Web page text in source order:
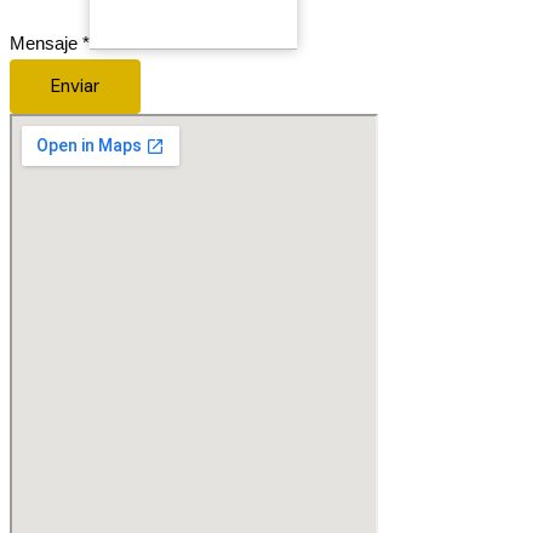
Mensaje *
Enviar